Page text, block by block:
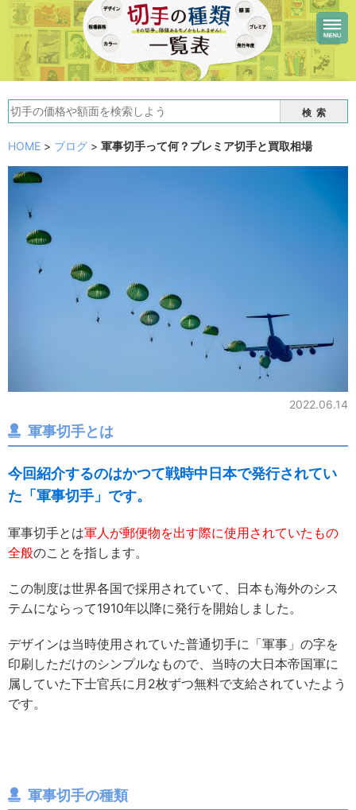
検索
HOME > ブログ > 軍事切手って何？プレミア切手と買取相場
軍事切手って何？プレミア切手と買取相場
2022.06.14
軍事切手とは
今回紹介するのはかつて戦時中日本で発行されてい
た「軍事切手」です。
軍事切手とは軍人が郵便物を出す際に使用されていたもの
全般のことを指します。
この制度は世界各国で採用されていて、日本も海外のシス
テムにならって1910年以降に発行を開始しました。
デザインは当時使用されていた普通切手に「軍事」の字を
印刷しただけのシンプルなもので、当時の大日本帝国軍に
属していた下士官兵に月2枚ずつ無料で支給されていたよう
です。
軍事切手の種類